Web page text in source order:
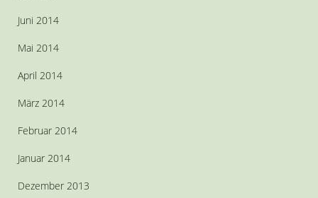
Juni 2014
Mai 2014
April 2014
März 2014
Februar 2014
Januar 2014
Dezember 2013